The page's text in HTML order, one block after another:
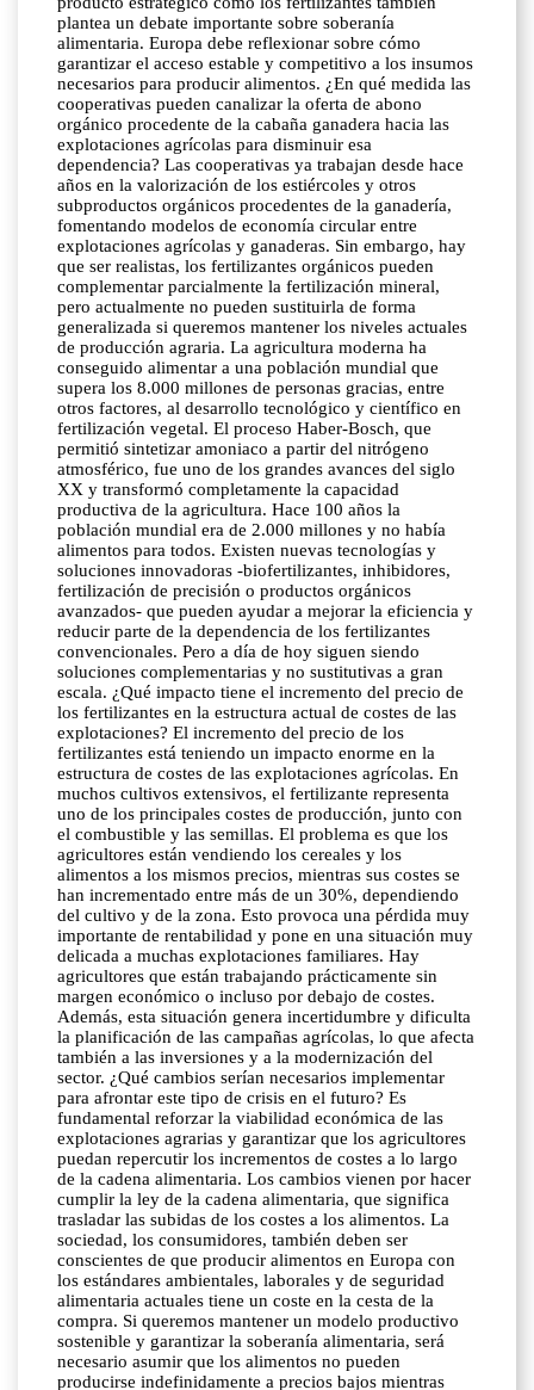
plantea un debate importante sobre soberanía
alimentaria. Europa debe reflexionar sobre cómo
garantizar el acceso estable y competitivo a los insumos
necesarios para producir alimentos. ¿En qué medida las
cooperativas pueden canalizar la oferta de abono
orgánico procedente de la cabaña ganadera hacia las
explotaciones agrícolas para disminuir esa
dependencia? Las cooperativas ya trabajan desde hace
años en la valorización de los estiércoles y otros
subproductos orgánicos procedentes de la ganadería,
fomentando modelos de economía circular entre
explotaciones agrícolas y ganaderas. Sin embargo, hay
que ser realistas, los fertilizantes orgánicos pueden
complementar parcialmente la fertilización mineral,
pero actualmente no pueden sustituirla de forma
generalizada si queremos mantener los niveles actuales
de producción agraria. La agricultura moderna ha
conseguido alimentar a una población mundial que
supera los 8.000 millones de personas gracias, entre
otros factores, al desarrollo tecnológico y científico en
fertilización vegetal. El proceso Haber-Bosch, que
permitió sintetizar amoniaco a partir del nitrógeno
atmosférico, fue uno de los grandes avances del siglo
XX y transformó completamente la capacidad
productiva de la agricultura. Hace 100 años la
población mundial era de 2.000 millones y no había
alimentos para todos. Existen nuevas tecnologías y
soluciones innovadoras -biofertilizantes, inhibidores,
fertilización de precisión o productos orgánicos
avanzados- que pueden ayudar a mejorar la eficiencia y
reducir parte de la dependencia de los fertilizantes
convencionales. Pero a día de hoy siguen siendo
soluciones complementarias y no sustitutivas a gran
escala. ¿Qué impacto tiene el incremento del precio de
los fertilizantes en la estructura actual de costes de las
explotaciones? El incremento del precio de los
fertilizantes está teniendo un impacto enorme en la
estructura de costes de las explotaciones agrícolas. En
muchos cultivos extensivos, el fertilizante representa
uno de los principales costes de producción, junto con
el combustible y las semillas. El problema es que los
agricultores están vendiendo los cereales y los
alimentos a los mismos precios, mientras sus costes se
han incrementado entre más de un 30%, dependiendo
del cultivo y de la zona. Esto provoca una pérdida muy
importante de rentabilidad y pone en una situación muy
delicada a muchas explotaciones familiares. Hay
agricultores que están trabajando prácticamente sin
margen económico o incluso por debajo de costes.
Además, esta situación genera incertidumbre y dificulta
la planificación de las campañas agrícolas, lo que afecta
también a las inversiones y a la modernización del
sector. ¿Qué cambios serían necesarios implementar
para afrontar este tipo de crisis en el futuro? Es
fundamental reforzar la viabilidad económica de las
explotaciones agrarias y garantizar que los agricultores
puedan repercutir los incrementos de costes a lo largo
de la cadena alimentaria. Los cambios vienen por hacer
cumplir la ley de la cadena alimentaria, que significa
trasladar las subidas de los costes a los alimentos. La
sociedad, los consumidores, también deben ser
conscientes de que producir alimentos en Europa con
los estándares ambientales, laborales y de seguridad
alimentaria actuales tiene un coste en la cesta de la
compra. Si queremos mantener un modelo productivo
sostenible y garantizar la soberanía alimentaria, será
necesario asumir que los alimentos no pueden
producirse indefinidamente a precios bajos mientras